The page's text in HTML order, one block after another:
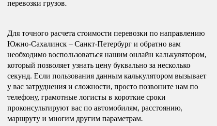
перевозки грузов.
Для точного расчета стоимости перевозки по направлению
Южно-Сахалинск – Санкт-Петербург и обратно вам
необходимо воспользоваться нашим онлайн калькулятором,
который позволяет узнать цену буквально за несколько
секунд. Если пользования данным калькулятором вызывает
у вас затруднения и сложности, просто позвоните нам по
телефону, грамотные логисты в короткие сроки
проконсультируют вас по автомобилям, расстоянию,
маршруту и многим другим параметрам.